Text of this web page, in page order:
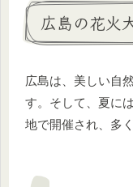
広島の花火
広島は、美しい自
す。そして、夏に
地で開催され、多